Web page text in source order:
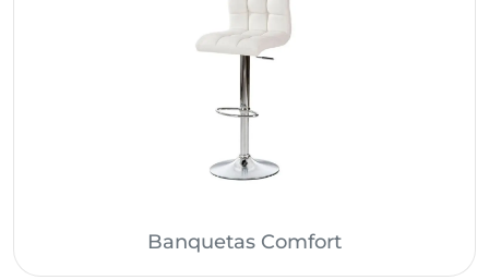
Banquetas Comfort